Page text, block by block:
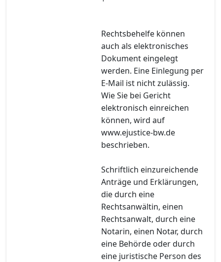
Rechtsbehelfe können
auch als elektronisches
Dokument eingelegt
werden. Eine Einlegung per
E-Mail ist nicht zulässig.
Wie Sie bei Gericht
elektronisch einreichen
können, wird auf
www.ejustice-bw.de
beschrieben.
Schriftlich einzureichende
Anträge und Erklärungen,
die durch eine
Rechtsanwältin, einen
Rechtsanwalt, durch eine
Notarin, einen Notar, durch
eine Behörde oder durch
eine juristische Person des